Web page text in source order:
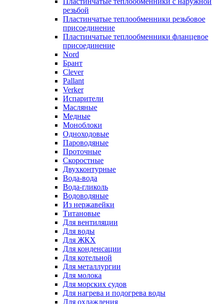
резьбой
Пластинчатые теплообменники резьбовое
присоединение
Пластинчатые теплообменники фланцевое
присоединение
Nord
Брант
Clever
Pallant
Verker
Испарители
Масляные
Медные
Моноблоки
Одноходовые
Пароводяные
Проточные
Скоростные
Двухконтурные
Вода-вода
Вода-гликоль
Водоводяные
Из нержавейки
Титановые
Для вентиляции
Для воды
Для ЖКХ
Для конденсации
Для котельной
Для металлургии
Для молока
Для морских судов
Для нагрева и подогрева воды
Для охлаждения